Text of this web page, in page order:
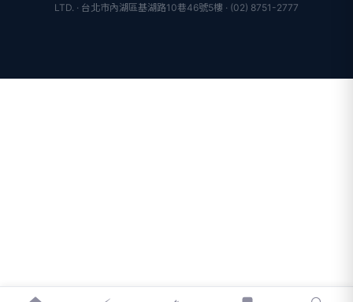
LTD. · 台北市內湖區基湖路10巷46號5樓 · (02) 8751-2777